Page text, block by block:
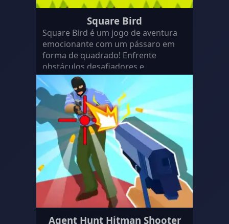
Square Bird
Square Bird é um jogo de aventura
emocionante com um pássaro em
forma de quadrado! Enfrente
obstáculos desafiadores e
armadilhas para alcançar o seu
destino…
Agent Hunt Hitman Shooter